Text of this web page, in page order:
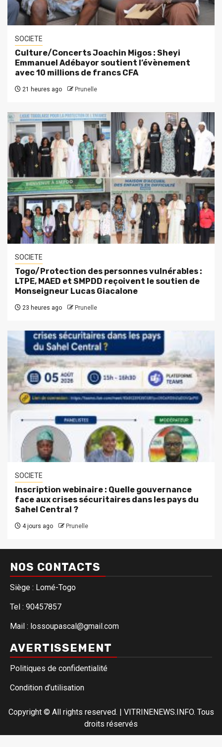
SOCIETE
Culture/Concerts Joachin Migos : Sheyi
Emmanuel Adébayor soutient l’évènement
avec 10 millions de francs CFA
21 heures ago Prunelle
SOCIETE
Togo/Protection des personnes vulnérables :
LTPE, MAED et SMPDD reçoivent le soutien de
Monseigneur Lucas Giacalone
23 heures ago Prunelle
SOCIETE
Inscription webinaire : Quelle gouvernance
face aux crises sécuritaires dans les pays du
Sahel Central ?
4 jours ago Prunelle
NOS CONTACTS
Siège : Lomé-Togo
Tel : 90457857
Mail : lossoupascal@gmail.com
AVERTISSEMENT
Politiques de confidentialité
Condition d’utilisation
Copyright © All rights reserved.
VITRINENEWS.INFO. Tous
droits réservés